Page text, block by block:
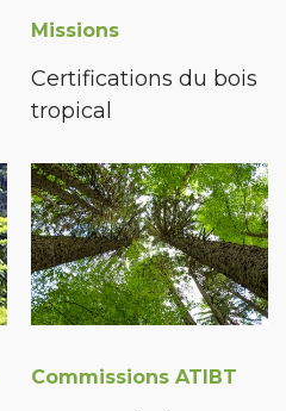
Missions
Certifications du bois
tropical
Commissions ATIBT